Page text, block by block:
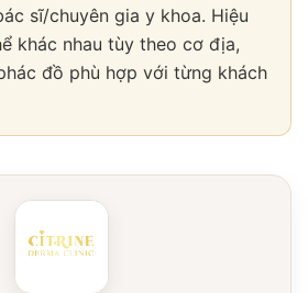
sĩ/chuyên gia y khoa. Hiệu
khác nhau tùy theo cơ địa,
đồ phù hợp với từng khách